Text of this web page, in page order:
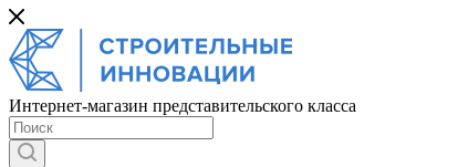
Интернет-магазин представительского класса